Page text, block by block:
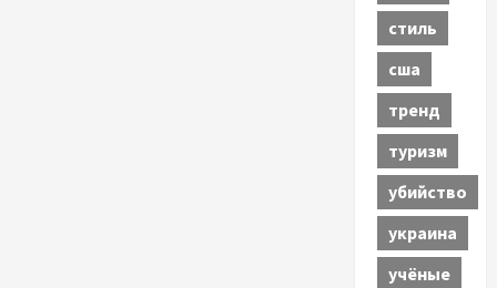
стиль
сша
тренд
туризм
убийство
украина
учёные